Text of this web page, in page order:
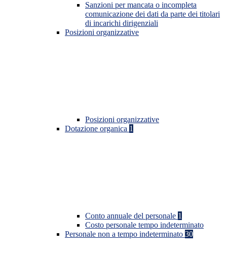
Sanzioni per mancata o incompleta
comunicazione dei dati da parte dei titolari
di incarichi dirigenziali
Posizioni organizzative
Posizioni organizzative
Dotazione organica 1
Conto annuale del personale 1
Costo personale tempo indeterminato
Personale non a tempo indeterminato 30